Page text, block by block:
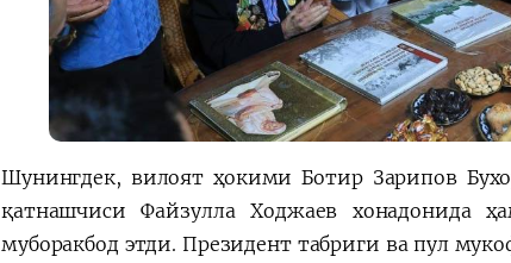
Шунингдек, вилоят ҳокими Ботир Зарипов
қатнашчиси Файзулла Ходжаев хонадонида
муборакбод этди. Президент табриги ва пул